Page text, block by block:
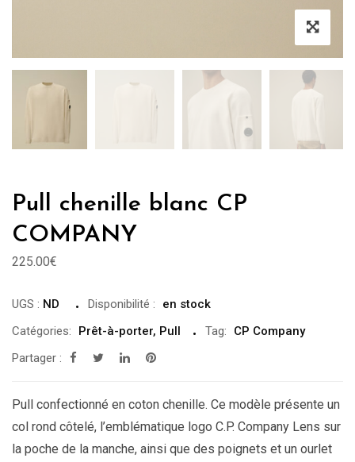
Pull chenille blanc CP
COMPANY
225.00€
UGS : ND Disponibilité :
en stock
Catégories:
Prêt-à-porter, Pull Tag:
CP Company
Partager :
Pull confectionné en coton chenille. Ce modèle présente un
col rond côtelé, l’emblématique logo C.P. Company Lens sur
la poche de la manche, ainsi que des poignets et un ourlet